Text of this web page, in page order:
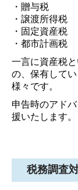
・贈与税
・譲渡所得税
・固定資産税
・都市計画税
一言に資産税
の、保有して
様々です。
申告時のアド
援いたします。
税務調査